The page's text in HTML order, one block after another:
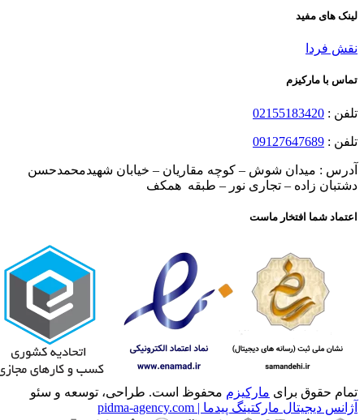
لینک های مفید
نقش فردا
تماس با مارکیزم
تلفن : 02155183420
تلفن : 09127647689
آدرس : میدان شوش – کوچه مقاریان – خیابان شهیدمحمدحسن
دشتبان زاده – تجاری نور – طبقه همکف
اعتماد شما افتخار ماست
تمام حقوق برای مارکیزم محفوظ است. طراحی، توسعه و سئو
آژانس دیجیتال مارکتینگ پیدما | pidma-agency.com